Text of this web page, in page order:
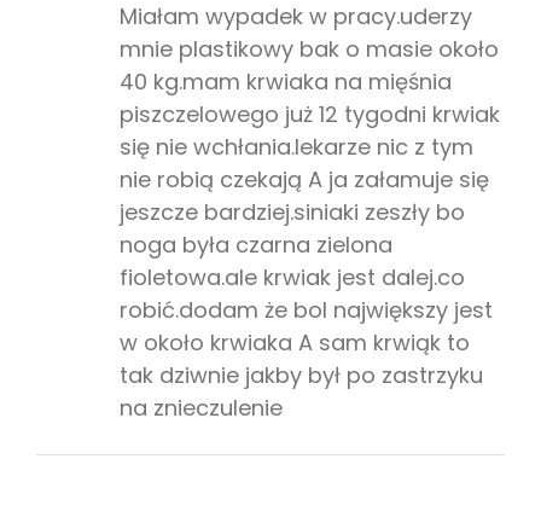
Miałam wypadek w pracy.uderzy
mnie plastikowy bak o masie około
40 kg.mam krwiaka na mięśnia
piszczelowego już 12 tygodni krwiak
się nie wchłania.lekarze nic z tym
nie robią czekają A ja załamuje się
jeszcze bardziej.siniaki zeszły bo
noga była czarna zielona
fioletowa.ale krwiak jest dalej.co
robić.dodam że bol największy jest
w około krwiaka A sam krwiąk to
tak dziwnie jakby był po zastrzyku
na znieczulenie